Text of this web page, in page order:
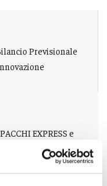
Previsionale
EXPRESS e